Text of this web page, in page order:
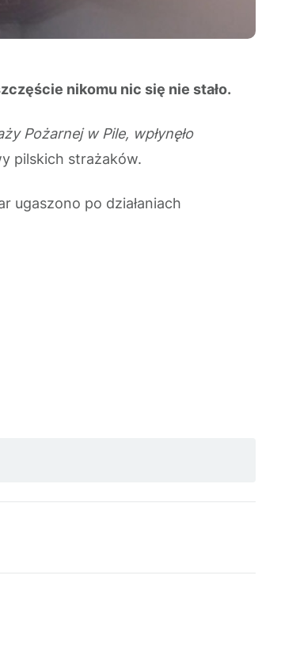
nikomu nic się nie stało.
Pożarnej w Pile, wpłynęło
pilskich strażaków.
ugaszono po działaniach